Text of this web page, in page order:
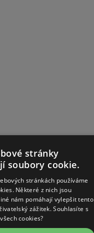
stránky
soubory cookie.
stránkách používáme
Některé z nich jsou
nám pomáhají vylepšit tento
zážitek. Souhlasíte s
cookies?